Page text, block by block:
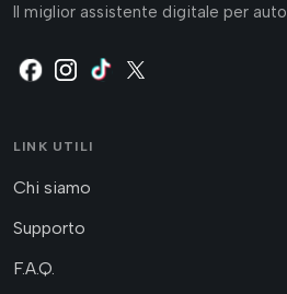
Il miglior assistente digitale per auto
LINK UTILI
Chi siamo
Supporto
F.A.Q.